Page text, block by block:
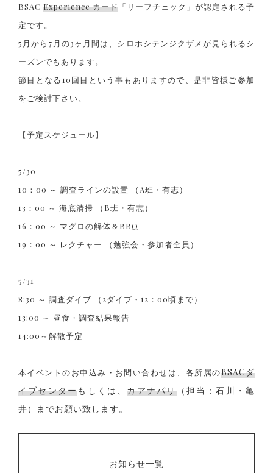
BSAC Experience カード 「リーフチェック」が認定される予
定です。
5月から7月の3ヶ月間は、シロホシテンジクザメが見られるシ
ーズンでもあります。
節目となる10回目という事もありますので、是非皆様ご参加
をご検討下さい。
【予定スケジュール】
5/30
10：00 ～ 調査ラインの設置 （A班・有志）
13：00 ～ 海底清掃 （B班・有志）
16：00 ～ マグロの解体＆BBQ
19：00 ～ レクチャー （勉強会・参加者全員）
5/31
8:30 ～ 調査ダイブ （2ダイブ・12：00頃まで）
13:00 ～ 昼食・調査結果報告
14:00～解散予定
本イベントのお申込み・お問い合わせは、各所属のBSACダ
イブセンターもしくは、カアナパリ（担当：石川・亀
井）
までお願い致します。
お知らせ一覧